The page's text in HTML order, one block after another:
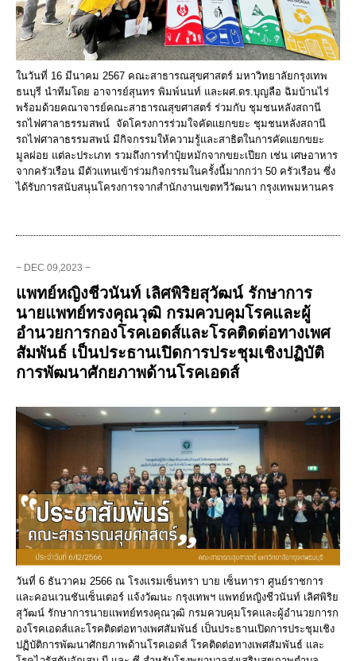
ในวันที่ 16 มีนาคม 2567 คณะสาธารณสุขศาสตร์ มหาวิทยาลัยกรุงเทพ
ธนบุรี นำทีมโดย อาจารย์สุนทร พิมพ์นนท์ และผศ.ดร.บุญลือ ฉิมบ้านไร่
พร้อมด้วยคณาจารย์คณะสาธารณสุขศาสตร์ ร่วมกับ ชุมชนหลังสถานี
รถไฟศาลาธรรมสพน์ จัดโครงการร่วมใจคัดแยกขยะ ชุมชนหลังสถานี
รถไฟศาลาธรรมสพน์ มีกิจกรรมให้ความรู้และสาธิตในการคัดแยกขยะ
มูลฝอย แต่ละประเภท รวมถึงการทำปุ๋ยหมักจากขยะเปียก เช่น เศษอาหาร
จากครัวเรือน มีตัวแทนเข้าร่วมกิจกรรมในครั้งนี้มากกว่า 50 ครัวเรือน ซึ่ง
ได้รับการสนับสนุนโครงการจากสำนักงานเขตทวีวัฒนา กรุงเทพมหานคร
− DEC 09,2023 −
แพทย์หญิงชีวนันท์ เลิศพิริยสุวัฒน์ รักษาการ
นายแพทย์ทรงคุณวุฒิ กรมควบคุมโรคและผู้
อำนวยการกองโรคเอดส์และโรคติดต่อทางเพศ
สัมพันธ์ เป็นประธานเปิดการประชุมเชิงปฏิบัติ
การพัฒนาศักยภาพด้านโรคเอดส์
วันที่ 6 ธันวาคม 2566 ณ โรงแรมเซ็นทรา บาย เซ็นทารา ศูนย์ราชการ
และคอนเวนชันเซ็นเตอร์ แจ้งวัฒนะ กรุงเทพฯ แพทย์หญิงชีวนันท์ เลิศพิริย
สุวัฒน์ รักษาการนายแพทย์ทรงคุณวุฒิ กรมควบคุมโรคและผู้อำนวยการก
องโรคเอดส์และโรคติดต่อทางเพศสัมพันธ์ เป็นประธานเปิดการประชุมเชิง
ปฏิบัติการพัฒนาศักยภาพด้านโรคเอดส์ โรคติดต่อทางเพศสัมพันธ์ และ